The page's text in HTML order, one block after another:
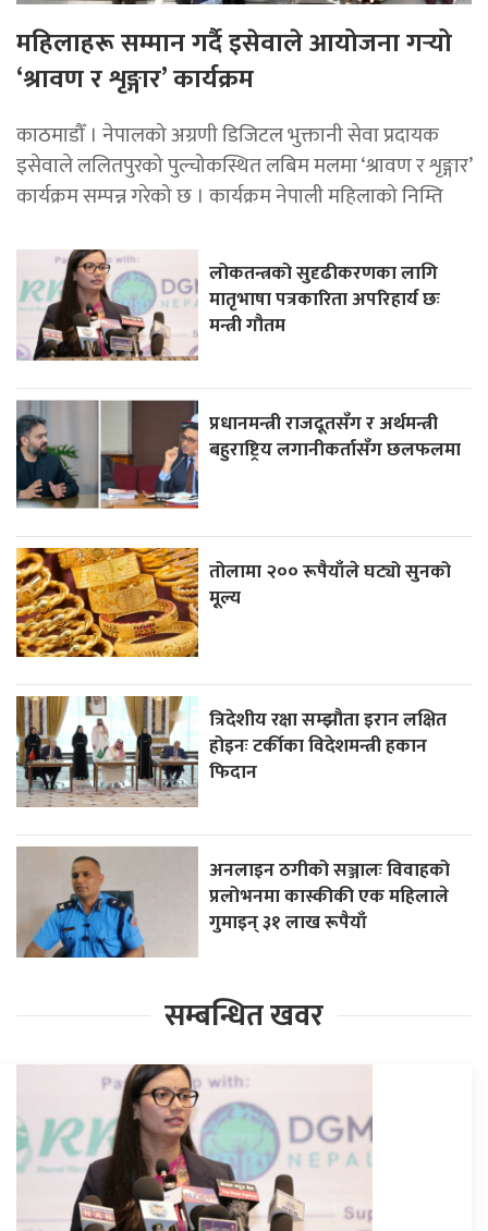
महिलाहरू सम्मान गर्दै इसेवाले आयोजना गर्‍यो
‘श्रावण र शृङ्गार’ कार्यक्रम
काठमाडौँ । नेपालको अग्रणी डिजिटल भुक्तानी सेवा प्रदायक
इसेवाले ललितपुरको पुल्चोकस्थित लबिम मलमा ‘श्रावण र शृङ्गार’
कार्यक्रम सम्पन्न गरेको छ । कार्यक्रम नेपाली महिलाको निम्ति
लोकतन्त्रको सुदृढीकरणका लागि
मातृभाषा पत्रकारिता अपरिहार्य छः
मन्त्री गौतम
प्रधानमन्त्री राजदूतसँग र अर्थमन्त्री
बहुराष्ट्रिय लगानीकर्तासँग छलफलमा
तोलामा २०० रूपैयाँले घट्यो सुनको
मूल्य
त्रिदेशीय रक्षा सम्झौता इरान लक्षित
होइनः टर्कीका विदेशमन्त्री हकान
फिदान
अनलाइन ठगीको सञ्जालः विवाहको
प्रलोभनमा कास्कीकी एक महिलाले
गुमाइन् ३१ लाख रूपैयाँ
सम्बन्धित खवर